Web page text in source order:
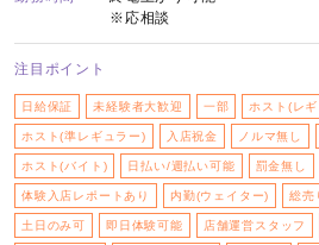
※応相談
注目ポイント
日給保証 未経験者大歓迎 一部 ホスト(レ
ホスト(準レギュラー) 入店祝金 ノルマ無し
ホスト(バイト) 日払い/週払い可能 罰金無し
体験入店レポートあり 内勤(ウェイター) 総売
土日のみ可 即日体験可能 店舗運営スタッフ